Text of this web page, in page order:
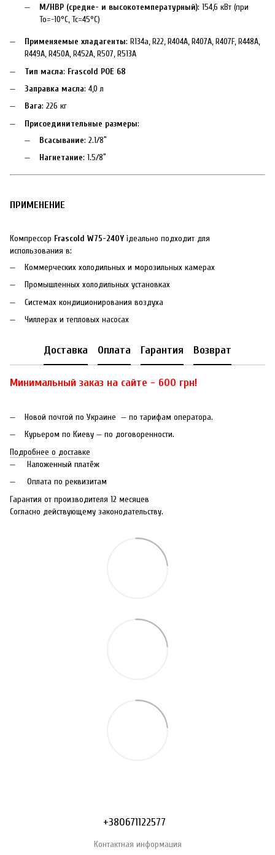
M/HBP (средне- и высокотемпературный): 154,6 кВт (при
To=-10°C, Tc=45°C)
Применяемые хладагенты: R134a, R22, R404A, R407A, R407F, R448A,
R449A, R450A, R452A, R507, R513A
Тип масла: Frascold POE 68
Заправка масла: 4,0 л
Вага: 226 кг
Присоединительные размеры:
Всасывание: 2.1/8″
Нагнетание: 1.5/8″
ПРИМЕНЕНИЕ
Компрессор Frascold W75-240Y ідеально подходит для
использования в:
Коммерческих холодильных и морозильных камерах
Промышленных холодильных установках
Системах кондиционирования воздуха
Чиллерах и тепловых насосах
Доставка Оплата Гарантия Возврат
Минимальный заказ на сайте - 600 грн!
Новой почтой по Украине — по тарифам оператора.
Курьером по Киеву — по договоренности.
Подробнее о доставке
Наложенный платёж
Оплата по реквизитам
Гарантия от производителя 12 месяцев
Согласно действующему законодательству.
+380671122577
Контактная информация